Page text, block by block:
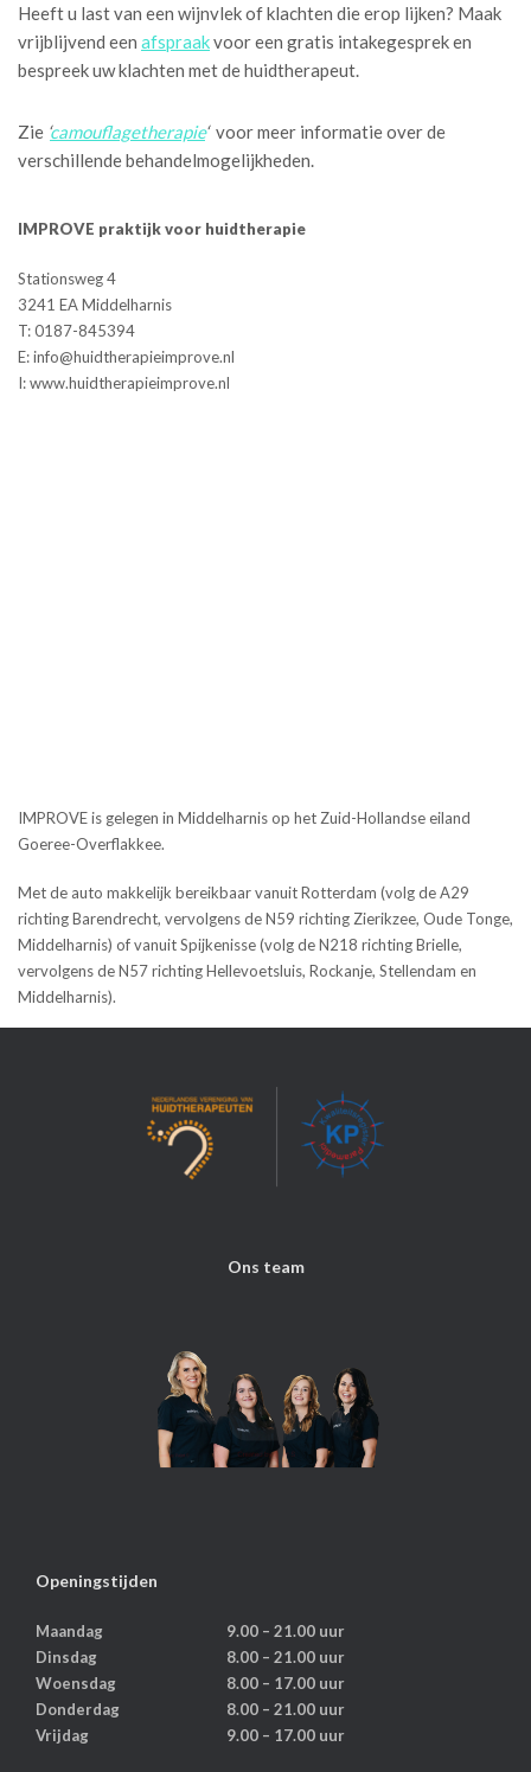
Heeft u last van een wijnvlek of klachten die erop lijken? Maak
vrijblijvend een afspraakvoor een gratis intakegesprek en
bespreek uw klachten met de huidtherapeut.
Zie camouflagetherapie‘ voor meer informatie over de
verschillende behandelmogelijkheden.
IMPROVE praktijk voor huidtherapie
Stationsweg 4
3241 EA Middelharnis
T: 0187-845394
E: info@huidtherapieimprove.nl
I: www.huidtherapieimprove.nl
IMPROVE is gelegen in Middelharnis op het Zuid-Hollandse eiland
Goeree-Overflakkee.
Met de auto makkelijk bereikbaar vanuit Rotterdam (volg de A29
richting Barendrecht, vervolgens de N59 richting Zierikzee, Oude Tonge,
Middelharnis) of vanuit Spijkenisse (volg de N218 richting Brielle,
vervolgens de N57 richting Hellevoetsluis, Rockanje, Stellendam en
Middelharnis).
Ons team
Openingstijden
Maandag
9.00 – 21.00 uur
Dinsdag
8.00 – 21.00 uur
Woensdag
8.00 – 17.00 uur
Donderdag
8.00 – 21.00 uur
Vrijdag
9.00 – 17.00 uur